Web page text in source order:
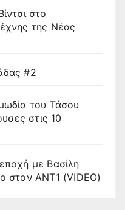
στο
της Νέας
#2
του Τάσου
στις 10
με Βασίλη
στον ΑΝΤ1 (VIDEO)